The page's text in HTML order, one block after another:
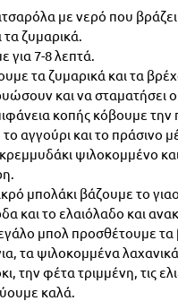
με νερό που
τα ζυμαρικά.
για 7-8 λεπτά.
τα ζυμαρικά και τα
και να σταματήσει
κοπής κόβουμε την
το αγγούρι και το πράσινο
ψιλοκομμένο
μπολάκι βάζουμε το
και το ελαιόλαδο και
μπολ προσθέτουμε
τα ψιλοκομμένα
την φέτα τριμμένη, τις
καλά.